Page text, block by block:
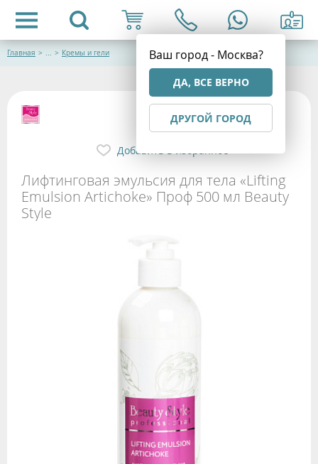
Ваш город - Москва?
ДА, ВСЕ ВЕРНО
ДРУГОЙ ГОРОД
Главная > ... > Кремы и гели
Лифтинговая эмульсия для тела «Lifting
Emulsion Artichoke» Проф 500 мл Beauty
Style
Добавить в избранное